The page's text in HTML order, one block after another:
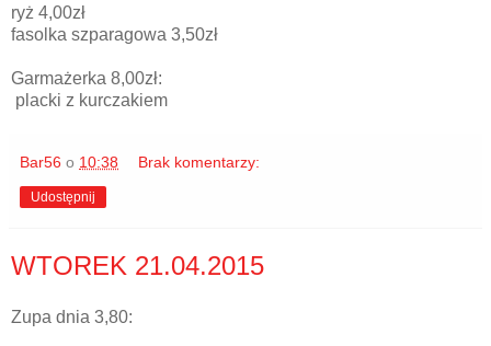
ryż 4,00zł
fasolka szparagowa 3,50zł
Garmażerka 8,00zł:
placki z kurczakiem
Bar56 o 10:38 Brak komentarzy:
Udostępnij
WTOREK 21.04.2015
Zupa dnia 3,80: